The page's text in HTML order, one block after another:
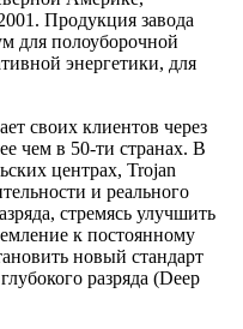
Продукция завода
для полоуборочной
энергетики, для
своих клиентов через
чем в 50-ти странах. В
центрах, Trojan
и реального
стремясь улучшить
к постоянному
новый стандарт
разряда (Deep